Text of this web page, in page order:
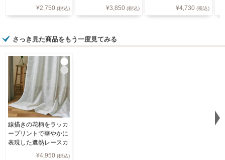
も強い遮熱・遮像レー
スカーテン L-920
¥2,750 (税込)
れな遮熱レースカーテ
¥3,850 (税込)
テン L-3005
¥4,730 (税込)
さっき見た商品をもう一度見てみる
線描きの花柄をラッカ
ープリントで華やかに
表現した遮熱レースカ
ーテン LS-731
¥4,950 (税込)